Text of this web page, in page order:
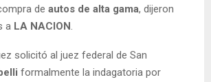
de autos de alta gama, dijeron
a LA NACION.
solicitó al juez federal de San
formalmente la indagatoria por